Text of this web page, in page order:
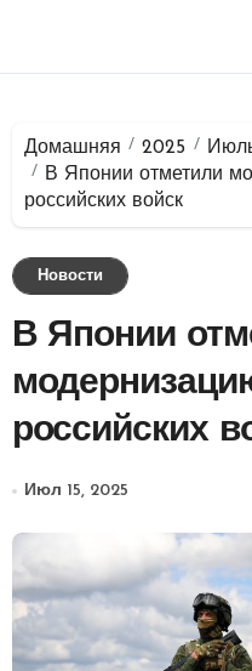
Домашняя 2025
В Японии отметили
российских войск
Новости
В Японии
российских
Июл 15, 2025